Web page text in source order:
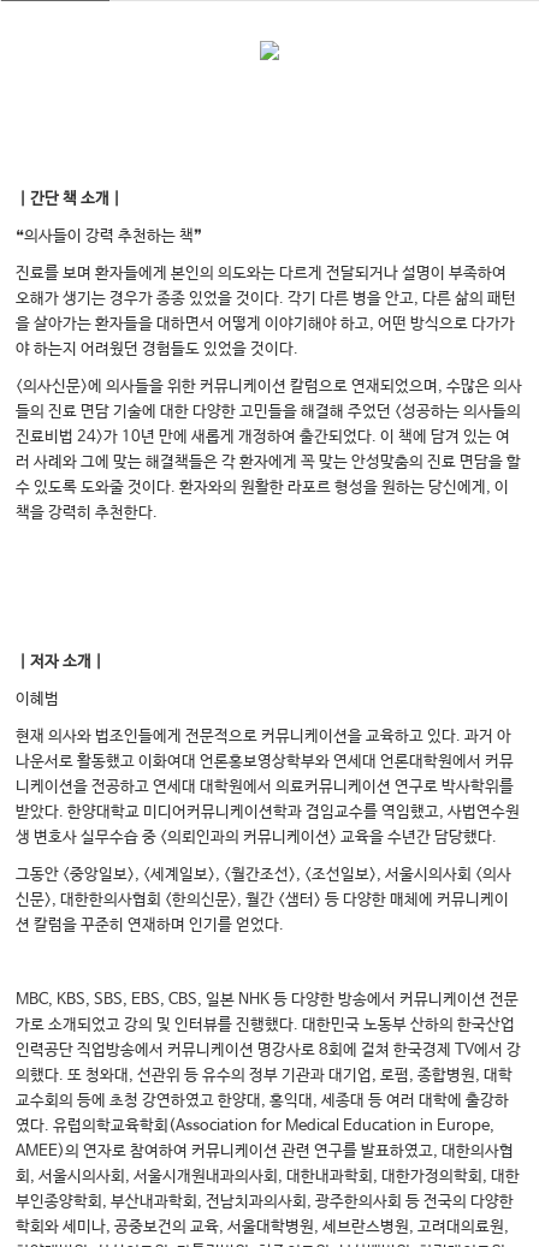
｜간단 책 소개｜
❝의사들이 강력 추천하는 책❞
진료를 보며 환자들에게 본인의 의도와는 다르게 전달되거나 설명이 부족하여
오해가 생기는 경우가 종종 있었을 것이다. 각기 다른 병을 안고, 다른 삶의 패턴
을 살아가는 환자들을 대하면서 어떻게 이야기해야 하고, 어떤 방식으로 다가가
야 하는지 어려웠던 경험들도 있었을 것이다.
<의사신문>에 의사들을 위한 커뮤니케이션 칼럼으로 연재되었으며, 수많은 의사
들의 진료 면담 기술에 대한 다양한 고민들을 해결해 주었던 <성공하는 의사들의
진료비법 24>가 10년 만에 새롭게 개정하여 출간되었다. 이 책에 담겨 있는 여
러 사례와 그에 맞는 해결책들은 각 환자에게 꼭 맞는 안성맞춤의 진료 면담을 할
수 있도록 도와줄 것이다. 환자와의 원활한 라포르 형성을 원하는 당신에게, 이
책을 강력히 추천한다.
｜저자 소개｜
이혜범
현재 의사와 법조인들에게 전문적으로 커뮤니케이션을 교육하고 있다. 과거 아
나운서로 활동했고 이화여대 언론홍보영상학부와 연세대 언론대학원에서 커뮤
니케이션을 전공하고 연세대 대학원에서 의료커뮤니케이션 연구로 박사학위를
받았다. 한양대학교 미디어커뮤니케이션학과 겸임교수를 역임했고, 사법연수원
생 변호사 실무수습 중 <의뢰인과의 커뮤니케이션> 교육을 수년간 담당했다.
그동안 <중앙일보>, <세계일보>, <월간조선>, <조선일보>, 서울시의사회 <의사
신문>, 대한한의사협회 <한의신문>, 월간 <샘터> 등 다양한 매체에 커뮤니케이
션 칼럼을 꾸준히 연재하며 인기를 얻었다.
MBC, KBS, SBS, EBS, CBS, 일본 NHK 등 다양한 방송에서 커뮤니케이션 전문
가로 소개되었고 강의 및 인터뷰를 진행했다. 대한민국 노동부 산하의 한국산업
인력공단 직업방송에서 커뮤니케이션 명강사로 8회에 걸쳐 한국경제 TV에서 강
의했다. 또 청와대, 선관위 등 유수의 정부 기관과 대기업, 로펌, 종합병원, 대학
교수회의 등에 초청 강연하였고 한양대, 홍익대, 세종대 등 여러 대학에 출강하
였다. 유럽의학교육학회(Association for Medical Education in Europe,
AMEE)의 연자로 참여하여 커뮤니케이션 관련 연구를 발표하였고, 대한의사협
회, 서울시의사회, 서울시개원내과의사회, 대한내과학회, 대한가정의학회, 대한
부인종양학회, 부산내과학회, 전남치과의사회, 광주한의사회 등 전국의 다양한
학회와 세미나, 공중보건의 교육, 서울대학병원, 세브란스병원, 고려대의료원,